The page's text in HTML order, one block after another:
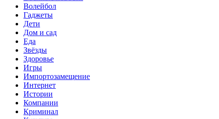
Волейбол
Гаджеты
Дети
Дом и сад
Еда
Звёзды
Здоровье
Игры
Импортозамещение
Интернет
Истории
Компании
Криминал